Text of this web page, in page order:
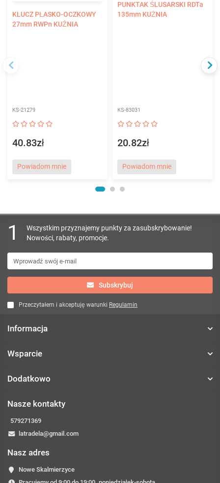
KLUCZ PŁASKO-OCZKOWY
27mm RWPn KUŹNIA
KS-21279
40.83zł
Powiadom mnie
PUNKTAK ŚLUSARSKI RDTa
135mm KUŻNIA
KS-83031
20.82zł
Powiadom mnie
1
Wszystkim przyznajemy punkty za zasubskrybowanie!
Nowości, rabaty, promocje.
Subskrybuj
Przeczytałem i akceptuję warunki Regulamin
Informacja
Wsparcie
Dodatkowo
Nasze kontakty
579271369
latradela@gmail.com
Nasz adres
Nowe Skalmierzyce